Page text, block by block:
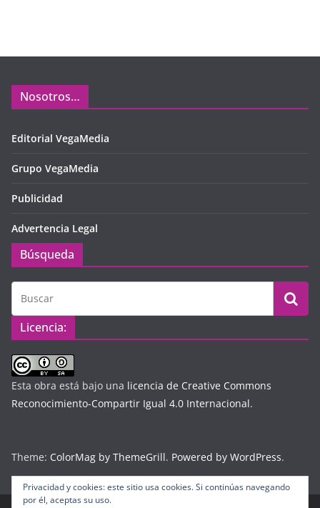
Nosotros…
Editorial VegaMedia
Grupo VegaMedia
Publicidad
Advertencia Legal
Búsqueda
Licencia:
Esta obra está bajo una licencia de Creative Commons
Reconocimiento-Compartir Igual 4.0 Internacional.
Theme: ColorMag by ThemeGrill. Powered by WordPress.
Privacidad y cookies: este sitio usa cookies. Si continúas navegando
por él, aceptas su uso.